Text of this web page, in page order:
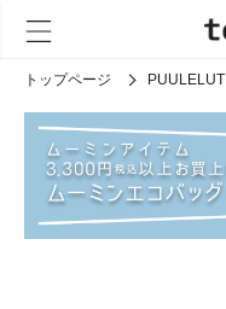
トップページ PUULELUT